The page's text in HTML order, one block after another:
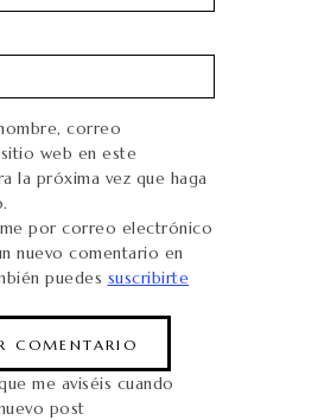
correo
web en este
la próxima vez que haga
por correo electrónico
nuevo comentario en
puedes suscribirte
me aviséis cuando
post